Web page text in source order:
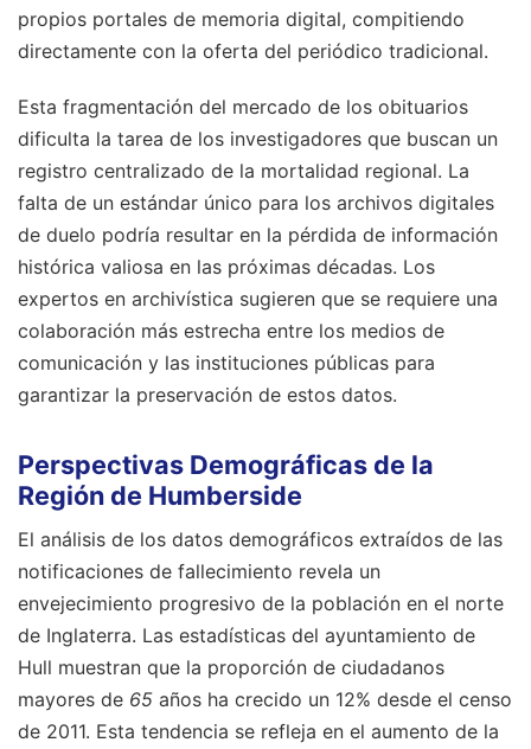
propios portales de memoria digital, compitiendo
directamente con la oferta del periódico tradicional.
Esta fragmentación del mercado de los obituarios
dificulta la tarea de los investigadores que buscan un
registro centralizado de la mortalidad regional. La
falta de un estándar único para los archivos digitales
de duelo podría resultar en la pérdida de información
histórica valiosa en las próximas décadas. Los
expertos en archivística sugieren que se requiere una
colaboración más estrecha entre los medios de
comunicación y las instituciones públicas para
garantizar la preservación de estos datos.
Perspectivas Demográficas de la
Región de Humberside
El análisis de los datos demográficos extraídos de las
notificaciones de fallecimiento revela un
envejecimiento progresivo de la población en el norte
de Inglaterra. Las estadísticas del ayuntamiento de
Hull muestran que la proporción de ciudadanos
mayores de 65 años ha crecido un 12% desde el censo
de 2011. Esta tendencia se refleja en el aumento de la